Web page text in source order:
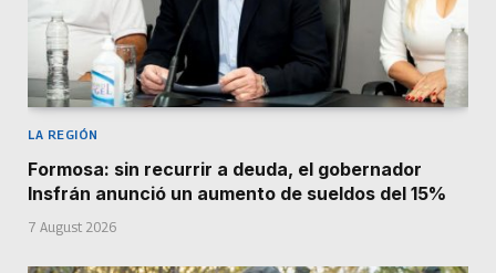
LA REGIÓN
Formosa: sin recurrir a deuda, el gobernador
Insfrán anunció un aumento de sueldos del 15%
7 August 2026